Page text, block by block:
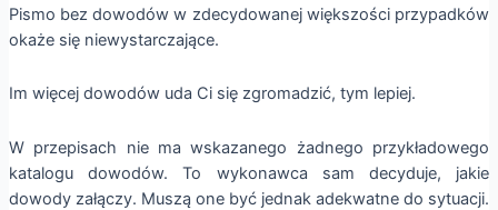
Pismo bez dowodów w zdecydowanej większości przypadków
okaże się niewystarczające.
Im więcej dowodów uda Ci się zgromadzić, tym lepiej.
W przepisach nie ma wskazanego żadnego przykładowego
katalogu dowodów. To wykonawca sam decyduje, jakie
dowody załączy. Muszą one być jednak adekwatne do sytuacji.